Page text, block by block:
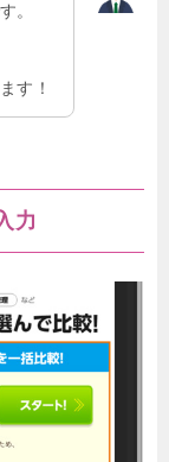
。
す！
力